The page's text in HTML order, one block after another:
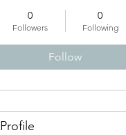
0
Followers
0
Following
Follow
Profile